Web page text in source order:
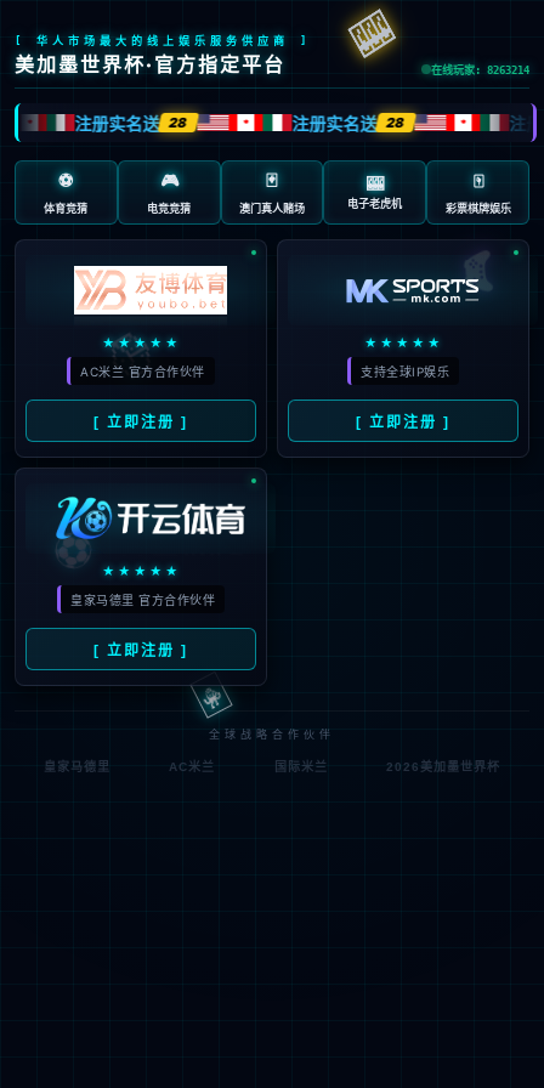
抱歉，页面无法访问...
可能原因：网址有错误 >请检查地址是否完整或存在多余字
符;
网址已失效 >可能页面已删除，活动已下线等
返回首页